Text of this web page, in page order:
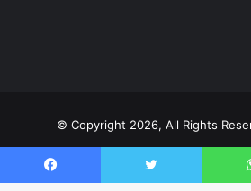
© Copyright 2026, All Rights
अपराध
खरी-खरी
Facebook Twitter